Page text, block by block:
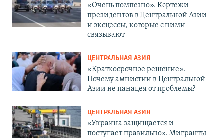
«Очень помпезно». Кортежи
президентов в Центральной Азии
и эксцессы, которые с ними
связывают
ЦЕНТРАЛЬНАЯ АЗИЯ
«Краткосрочное решение».
Почему амнистии в Центральной
Азии не панацея от проблемы?
ЦЕНТРАЛЬНАЯ АЗИЯ
«Украина защищается и
поступает правильно». Мигранты